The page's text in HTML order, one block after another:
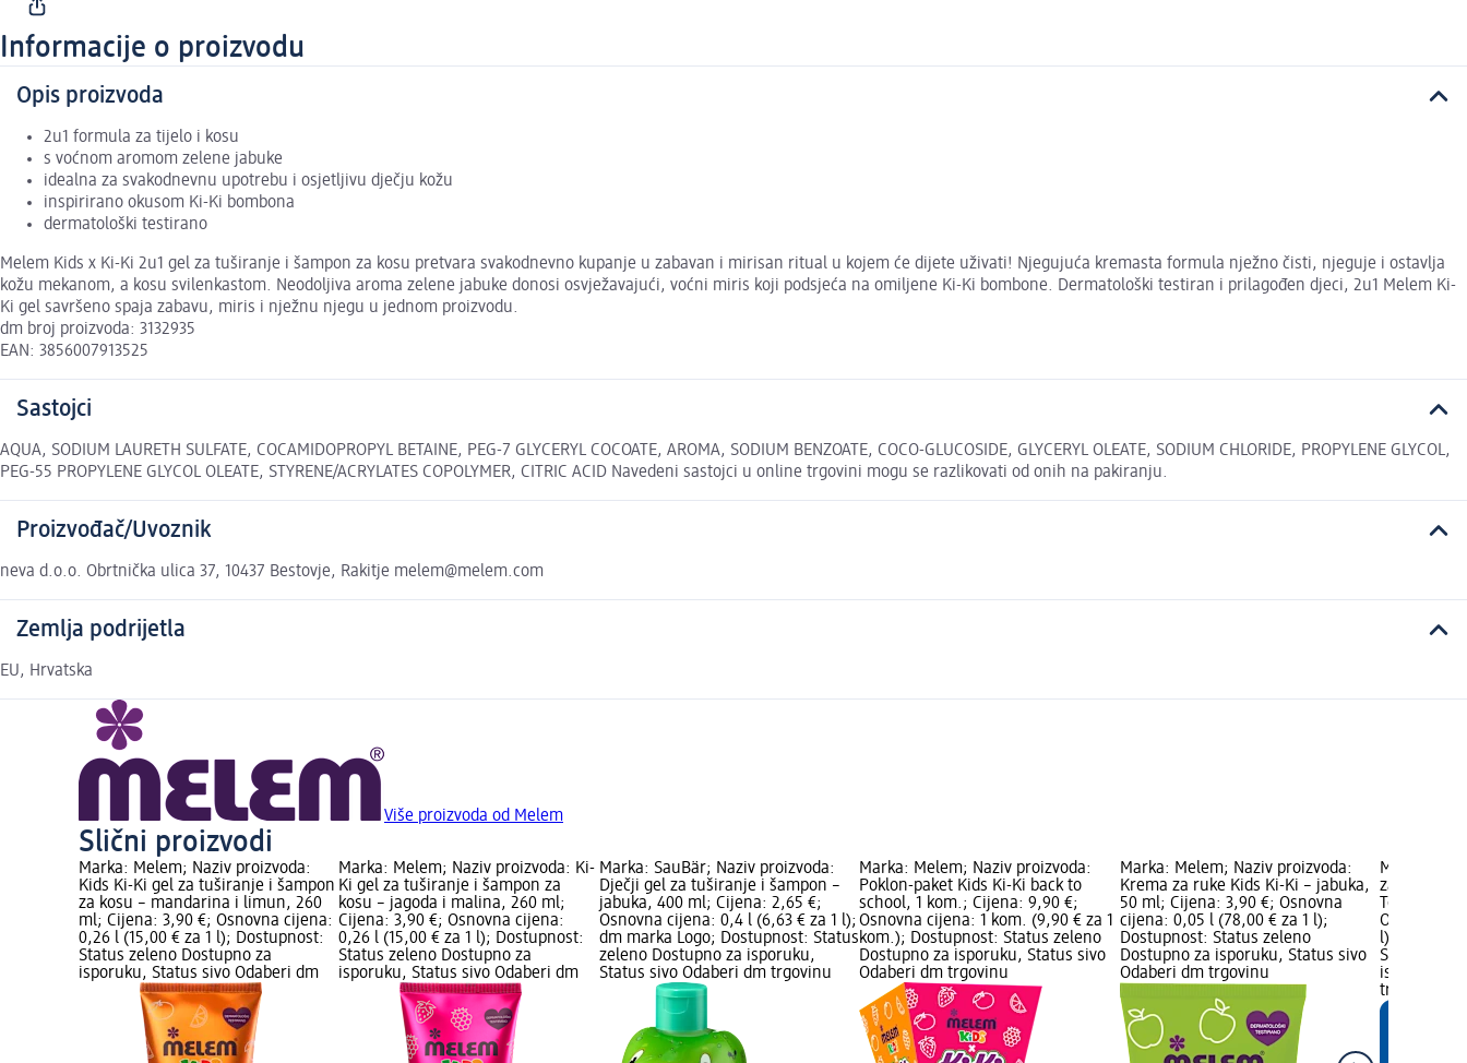
Informacije o proizvodu
Opis proizvoda
2u1 formula za tijelo i kosu
s voćnom aromom zelene jabuke
idealna za svakodnevnu upotrebu i osjetljivu dječju kožu
inspirirano okusom Ki-Ki bombona
dermatološki testirano
Melem Kids x Ki-Ki 2u1 gel za tuširanje i šampon za kosu pretvara svakodnevno kupanje u zabavan i mirisan ritual u kojem će dijete uživati! Njegujuća kremasta formula nježno čisti, njeguje i ostavlja
kožu mekanom, a kosu svilenkastom. Neodoljiva aroma zelene jabuke donosi osvježavajući, voćni miris koji podsjeća na omiljene Ki-Ki bombone. Dermatološki testiran i prilagođen djeci, 2u1 Melem Ki-
Ki gel savršeno spaja zabavu, miris i nježnu njegu u jednom proizvodu.
dm broj proizvoda: 3132935
EAN: 3856007913525
Sastojci
AQUA, SODIUM LAURETH SULFATE, COCAMIDOPROPYL BETAINE, PEG-7 GLYCERYL COCOATE, AROMA, SODIUM BENZOATE, COCO-GLUCOSIDE, GLYCERYL OLEATE, SODIUM CHLORIDE, PROPYLENE GLYCOL,
PEG-55 PROPYLENE GLYCOL OLEATE, STYRENE/ACRYLATES COPOLYMER, CITRIC ACID Navedeni sastojci u online trgovini mogu se razlikovati od onih na pakiranju.
Proizvođač/Uvoznik
neva d.o.o. Obrtnička ulica 37, 10437 Bestovje, Rakitje melem@melem.com
Zemlja podrijetla
EU, Hrvatska
Više proizvoda od Melem
Slični proizvodi
Marka: Melem; Naziv proizvoda:
Kids Ki-Ki gel za tuširanje i šampon
za kosu – mandarina i limun, 260
ml; Cijena: 3,90 €; Osnovna cijena:
0,26 l (15,00 € za 1 l); Dostupnost:
Status zeleno Dostupno za
isporuku, Status sivo Odaberi dm
Marka: Melem; Naziv proizvoda: Ki-
Ki gel za tuširanje i šampon za
kosu – jagoda i malina, 260 ml;
Cijena: 3,90 €; Osnovna cijena:
0,26 l (15,00 € za 1 l); Dostupnost:
Status zeleno Dostupno za
isporuku, Status sivo Odaberi dm
Marka: SauBär; Naziv proizvoda:
Dječji gel za tuširanje i šampon –
jabuka, 400 ml; Cijena: 2,65 €;
Osnovna cijena: 0,4 l (6,63 € za 1 l);
dm marka Logo; Dostupnost: Status
zeleno Dostupno za isporuku,
Status sivo Odaberi dm trgovinu
Marka: Melem; Naziv proizvoda:
Poklon-paket Kids Ki-Ki back to
school, 1 kom.; Cijena: 9,90 €;
Osnovna cijena: 1 kom. (9,90 € za 1
kom.); Dostupnost: Status zeleno
Dostupno za isporuku, Status sivo
Odaberi dm trgovinu
Marka: Melem; Naziv proizvoda:
Krema za ruke Kids Ki-Ki – jabuka,
50 ml; Cijena: 3,90 €; Osnovna
cijena: 0,05 l (78,00 € za 1 l);
Dostupnost: Status zeleno
Dostupno za isporuku, Status sivo
Odaberi dm trgovinu
Marka:
za
Together,
Osnovna
l); dm
Status
isporuku,
trgovinu